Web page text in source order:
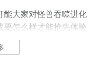
大家对怪兽吞噬进化
怎么样才能抢先体验
已经开通了测试提醒
吞噬进化”，点击右边